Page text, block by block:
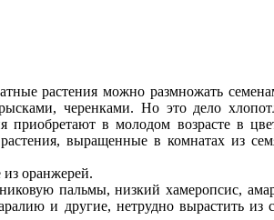
растения можно размножать
черенками. Но это дело
приобретают в молодом возрасте в
выращенные в комнатах из
из оранжерей.
пальмы, низкий хамеропсис,
и другие, нетрудно вырастить из